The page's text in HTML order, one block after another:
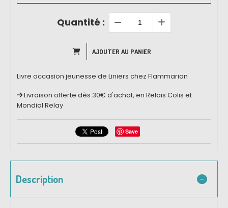
Quantité :
AJOUTER AU PANIER
Livre occasion jeunesse de Liniers chez Flammarion
Livraison offerte dès 30€ d'achat, en Relais Colis et
Mondial Relay
Save
Description